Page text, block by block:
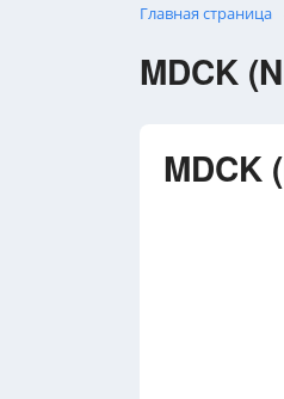
Главная страница
MDCK
MDCK